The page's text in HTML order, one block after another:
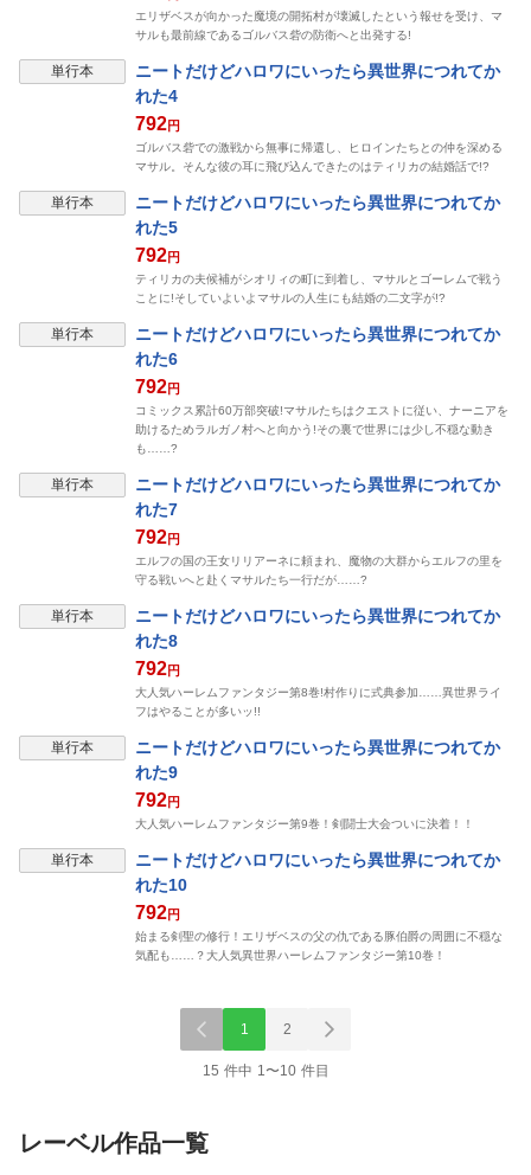
エリザベスが向かった魔境の開拓村が壊滅したという報せを受け、マ
サルも最前線であるゴルバス砦の防衛へと出発する!
単行本
ニートだけどハロワにいったら異世界につれてか
れた4
792円
ゴルバス砦での激戦から無事に帰還し、ヒロインたちとの仲を深める
マサル。そんな彼の耳に飛び込んできたのはティリカの結婚話で!?
単行本
ニートだけどハロワにいったら異世界につれてか
れた5
792円
ティリカの夫候補がシオリィの町に到着し、マサルとゴーレムで戦う
ことに!そしていよいよマサルの人生にも結婚の二文字が!?
単行本
ニートだけどハロワにいったら異世界につれてか
れた6
792円
コミックス累計60万部突破!マサルたちはクエストに従い、ナーニアを
助けるためラルガノ村へと向かう!その裏で世界には少し不穏な動き
も……?
単行本
ニートだけどハロワにいったら異世界につれてか
れた7
792円
エルフの国の王女リリアーネに頼まれ、魔物の大群からエルフの里を
守る戦いへと赴くマサルたち一行だが……?
単行本
ニートだけどハロワにいったら異世界につれてか
れた8
792円
大人気ハーレムファンタジー第8巻!村作りに式典参加……異世界ライ
フはやることが多いッ!!
単行本
ニートだけどハロワにいったら異世界につれてか
れた9
792円
大人気ハーレムファンタジー第9巻！剣闘士大会ついに決着！！
単行本
ニートだけどハロワにいったら異世界につれてか
れた10
792円
始まる剣聖の修行！エリザベスの父の仇である豚伯爵の周囲に不穏な
気配も……？大人気異世界ハーレムファンタジー第10巻！
1 2
15 件中 1〜10 件目
レーベル作品一覧